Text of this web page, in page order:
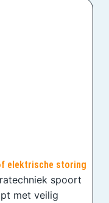
elektrische storing
spoort
met veilig